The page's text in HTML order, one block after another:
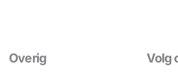
Overig Volg